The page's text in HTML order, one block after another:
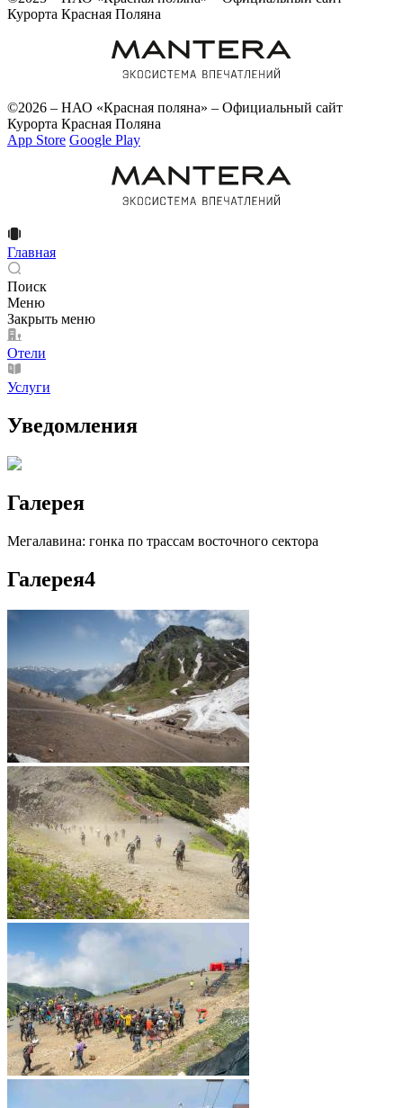
Курорта Красная Поляна
©2026 – НАО «Красная поляна» – Официальный сайт
Курорта Красная Поляна
App Store Google Play
Главная
Поиск
Меню
Закрыть меню
Отели
Услуги
Уведомления
Галерея
Мегалавина: гонка по трассам восточного сектора
Галерея4